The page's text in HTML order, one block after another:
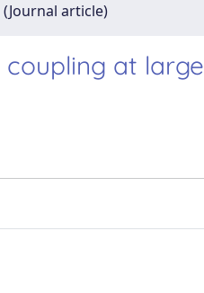
article)
at large